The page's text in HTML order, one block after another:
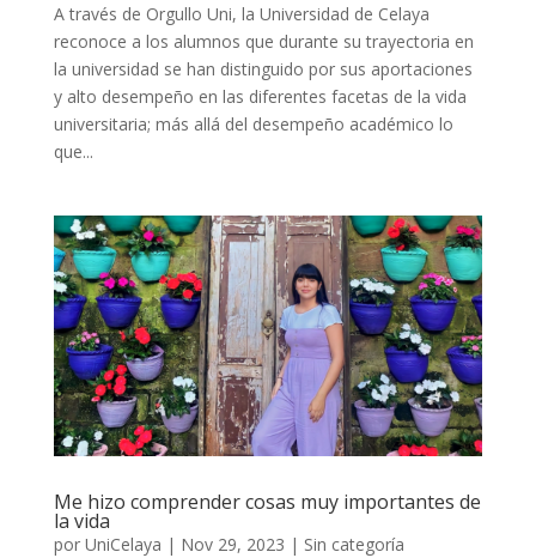
A través de Orgullo Uni, la Universidad de Celaya
reconoce a los alumnos que durante su trayectoria en
la universidad se han distinguido por sus aportaciones
y alto desempeño en las diferentes facetas de la vida
universitaria; más allá del desempeño académico lo
que...
Me hizo comprender cosas muy importantes de
la vida
por UniCelaya | Nov 29, 2023 | Sin categoría